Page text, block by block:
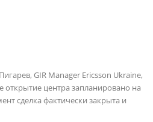
GIR Manager Ericsson Ukraine,
центра запланировано на
сделка фактически закрыта и